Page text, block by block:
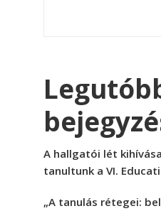
A hallgatói lét
tanultunk a VI.
„A tanulás rétegei: